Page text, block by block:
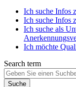
Ich suche Infos
Ich suche Infos
Ich suche als
Ich möchte
Search term